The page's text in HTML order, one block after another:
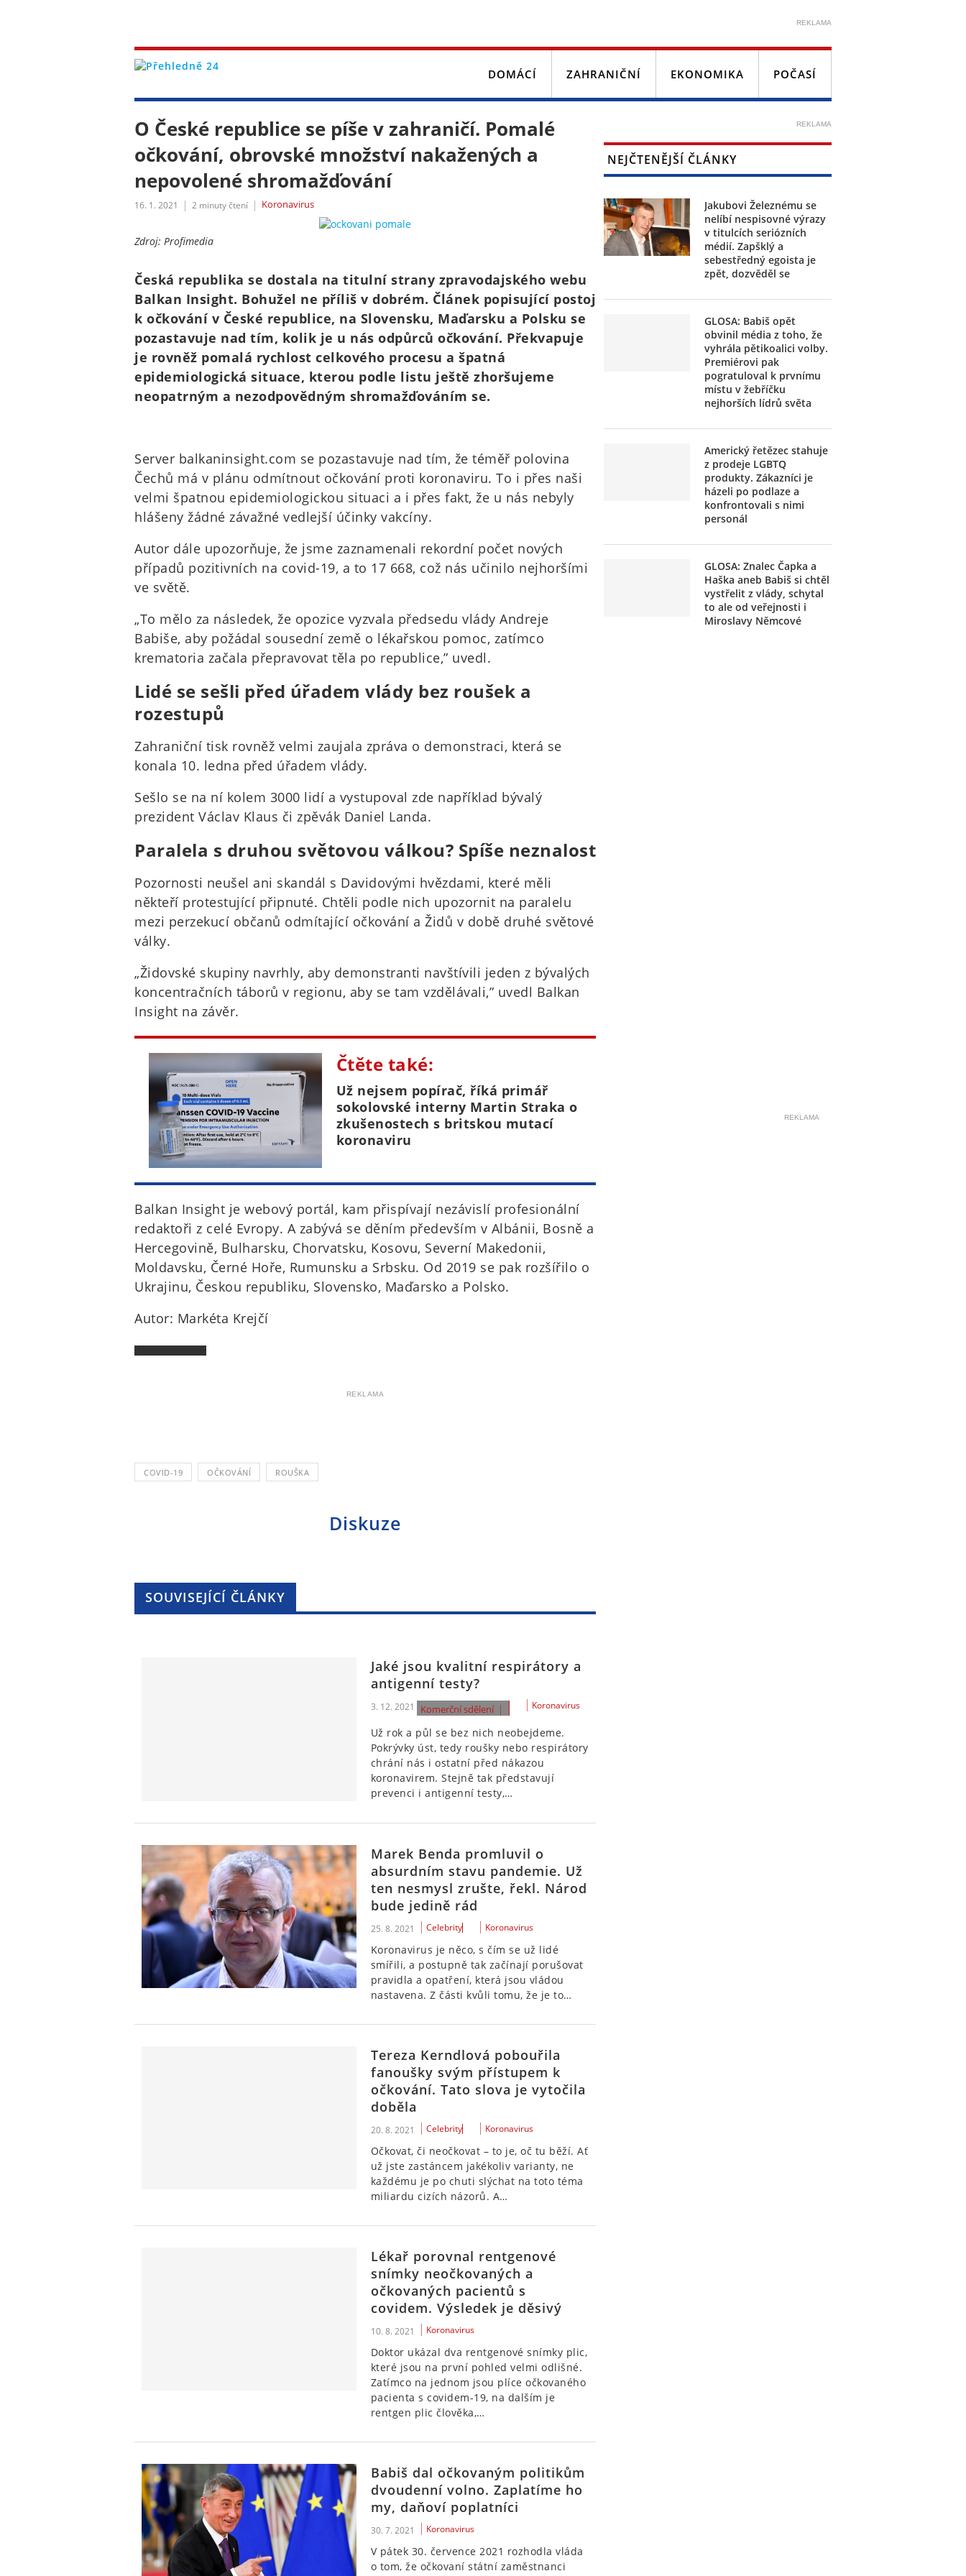
REKLAMA
DOMÁCÍ ZAHRANIČNÍ EKONOMIKA POČASÍ
O České republice se píše v zahraničí. Pomalé
očkování, obrovské množství nakažených a
nepovolené shromažďování
16. 1. 2021 2 minuty čtení Koronavirus
Zdroj: Profimedia
Česká republika se dostala na titulní strany zpravodajského webu
Balkan Insight. Bohužel ne příliš v dobrém. Článek popisující postoj
k očkování v České republice, na Slovensku, Maďarsku a Polsku se
pozastavuje nad tím, kolik je u nás odpůrců očkování. Překvapuje
je rovněž pomalá rychlost celkového procesu a špatná
epidemiologická situace, kterou podle listu ještě zhoršujeme
neopatrným a nezodpovědným shromažďováním se.
Server balkaninsight.com se pozastavuje nad tím, že téměř polovina
Čechů má v plánu odmítnout očkování proti koronaviru. To i přes naši
velmi špatnou epidemiologickou situaci a i přes fakt, že u nás nebyly
hlášeny žádné závažné vedlejší účinky vakcíny.
Autor dále upozorňuje, že jsme zaznamenali rekordní počet nových
případů pozitivních na covid-19, a to 17 668, což nás učinilo nejhoršími
ve světě.
„To mělo za následek, že opozice vyzvala předsedu vlády Andreje
Babiše, aby požádal sousední země o lékařskou pomoc, zatímco
krematoria začala přepravovat těla po republice,” uvedl.
Lidé se sešli před úřadem vlády bez roušek a
rozestupů
Zahraniční tisk rovněž velmi zaujala zpráva o demonstraci, která se
konala 10. ledna před úřadem vlády.
Sešlo se na ní kolem 3000 lidí a vystupoval zde například bývalý
prezident Václav Klaus či zpěvák Daniel Landa.
Paralela s druhou světovou válkou? Spíše neznalost
Pozornosti neušel ani skandál s Davidovými hvězdami, které měli
někteří protestující připnuté. Chtěli podle nich upozornit na paralelu
mezi perzekucí občanů odmítající očkování a Židů v době druhé světové
války.
„Židovské skupiny navrhly, aby demonstranti navštívili jeden z bývalých
koncentračních táborů v regionu, aby se tam vzdělávali,” uvedl Balkan
Insight na závěr.
Čtěte také:
Už nejsem popírač, říká primář
sokolovské interny Martin Straka o
zkušenostech s britskou mutací
koronaviru
Balkan Insight je webový portál, kam přispívají nezávislí profesionální
redaktoři z celé Evropy. A zabývá se děním především v Albánii, Bosně a
Hercegovině, Bulharsku, Chorvatsku, Kosovu, Severní Makedonii,
Moldavsku, Černé Hoře, Rumunsku a Srbsku. Od 2019 se pak rozšířilo o
Ukrajinu, Českou republiku, Slovensko, Maďarsko a Polsko.
Autor: Markéta Krejčí
REKLAMA
COVID-19 OČKOVÁNÍ ROUŠKA
Diskuze
SOUVISEJÍCÍ ČLÁNKY
Jaké jsou kvalitní respirátory a
antigenní testy?
3. 12. 2021 Komerční sdělení Koronavirus
Už rok a půl se bez nich neobejdeme.
Pokrývky úst, tedy roušky nebo respirátory
chrání nás i ostatní před nákazou
koronavirem. Stejně tak představují
prevenci i antigenní testy,…
Marek Benda promluvil o
absurdním stavu pandemie. Už
ten nesmysl zrušte, řekl. Národ
bude jedině rád
25. 8. 2021 Celebrity Koronavirus
Koronavirus je něco, s čím se už lidé
smířili, a postupně tak začínají porušovat
pravidla a opatření, která jsou vládou
nastavena. Z části kvůli tomu, že je to…
Tereza Kerndlová pobouřila
fanoušky svým přístupem k
očkování. Tato slova je vytočila
doběla
20. 8. 2021 Celebrity Koronavirus
Očkovat, či neočkovat – to je, oč tu běží. Ať
už jste zastáncem jakékoliv varianty, ne
každému je po chuti slýchat na toto téma
miliardu cizích názorů. A…
Lékař porovnal rentgenové
snímky neočkovaných a
očkovaných pacientů s
covidem. Výsledek je děsivý
10. 8. 2021 Koronavirus
Doktor ukázal dva rentgenové snímky plic,
které jsou na první pohled velmi odlišné.
Zatímco na jednom jsou plíce očkovaného
pacienta s covidem-19, na dalším je
rentgen plic člověka,…
Babiš dal očkovaným politikům
dvoudenní volno. Zaplatíme ho
my, daňoví poplatníci
30. 7. 2021 Koronavirus
V pátek 30. července 2021 rozhodla vláda
o tom, že očkovaní státní zaměstnanci
REKLAMA
NEJČTENĚJŠÍ ČLÁNKY
Jakubovi Železnému se
nelíbí nespisovné výrazy
v titulcích seriózních
médií. Zapšklý a
sebestředný egoista je
zpět, dozvěděl se
GLOSA: Babiš opět
obvinil média z toho, že
vyhrála pětikoalici volby.
Premiérovi pak
pogratuloval k prvnímu
místu v žebříčku
nejhorších lídrů světa
Americký řetězec stahuje
z prodeje LGBTQ
produkty. Zákazníci je
házeli po podlaze a
konfrontovali s nimi
personál
GLOSA: Znalec Čapka a
Haška aneb Babiš si chtěl
vystřelit z vlády, schytal
to ale od veřejnosti i
Miroslavy Němcové
REKLAMA